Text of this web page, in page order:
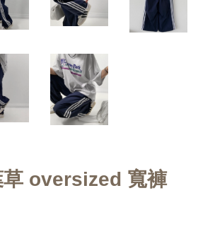
oversized 寬褲